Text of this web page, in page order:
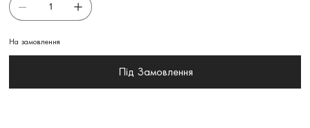
На замовлення
Під Замовлення